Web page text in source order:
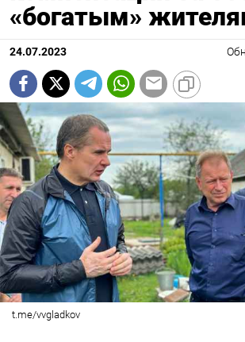
«богатым»
24.07.2023
t.me/vvgladkov